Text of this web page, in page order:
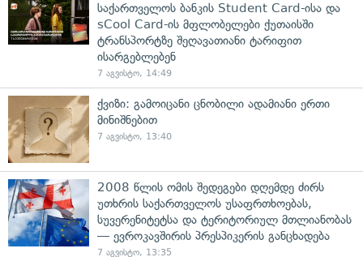
საქართველოს ბანკის Student Card-ისა და
sCool Card-ის მფლობელები ქუთაისში
ტრანსპორტზე შეღავათიანი ტარიფით
ისარგებლებენ
7 აგვისტო, 14:49
ქვიზი: გამოიცანი ცნობილი ადამიანი ერთი
მინიშნებით
7 აგვისტო, 13:40
2008 წლის ომის შედეგები დღემდე ძირს
უთხრის საქართველოს უსაფრთხოებას,
სუვერენიტეტსა და ტერიტორიულ მთლიანობას
— ევროკავშირის პრესპიკერის განცხადება
7 აგვისტო, 13:35